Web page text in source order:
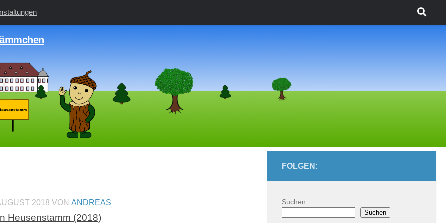
2018 VON ANDREAS
Heusenstamm (2018)
FOLGEN:
Suchen
Suchen